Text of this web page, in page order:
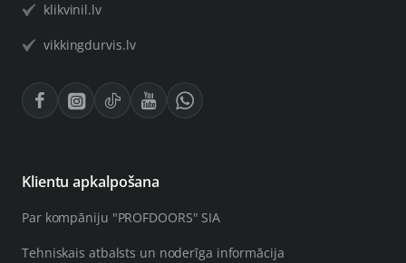
klikvinil.lv
vikkingdurvis.lv
Klientu apkalpošana
Par kompāniju "PROFDOORS" SIA
Tehniskais atbalsts un noderīga informācija